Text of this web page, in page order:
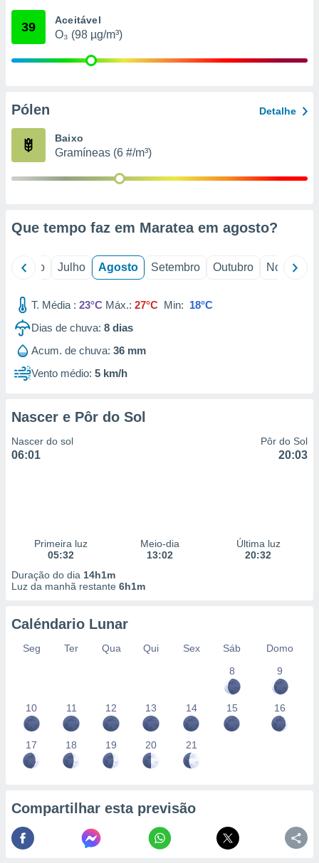
através
estudos
1199
39 Aceitável
O₃ (98 µg/m³)
Pólen Detalhe
Baixo
Gramíneas (6 #/m³)
Que tempo faz em Maratea em agosto?
Junho Julho Agosto Setembro Outubro Novembro
T. Média : 23°C Máx.: 27°C Min: 18°C
Dias de chuva: 8 dias
Acum. de chuva: 36 mm
Vento médio: 5 km/h
Nascer e Pôr do Sol
Nascer do sol
06:01
Pôr do Sol
20:03
Primeira luz
05:32
Meio-dia
13:02
Última luz
20:32
Duração do dia 14h1m
Luz da manhã restante 6h1m
Caléndario Lunar
Seg Ter Qua Qui Sex Sáb
Domo
8
9
10 11 12 13 14 15 16
17 18 19 20 21
Compartilhar esta previsão